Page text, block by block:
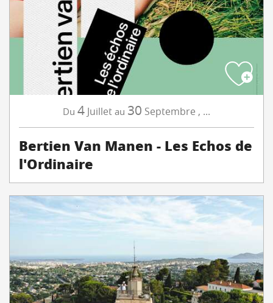
Du 4 Juillet au 30 Septembre , ...
Bertien Van Manen - Les Echos de
l'Ordinaire